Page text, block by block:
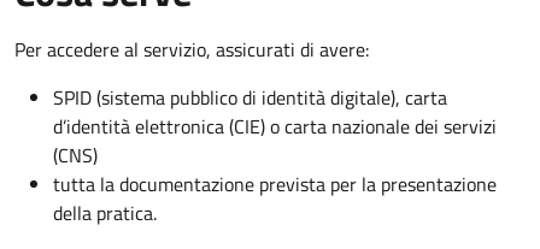
Per accedere al servizio, assicurati di avere:
SPID (sistema pubblico di identità digitale), carta
d’identità elettronica (CIE) o carta nazionale dei servizi
(CNS)
tutta la documentazione prevista per la presentazione
della pratica.